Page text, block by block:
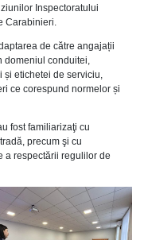
Inspectoratului
Carabinieri.
de către angajații
domeniul conduitei,
etichetei de serviciu,
ce corespund normelor și
fost familiarizaţi cu
precum şi cu
a respectării regulilor de